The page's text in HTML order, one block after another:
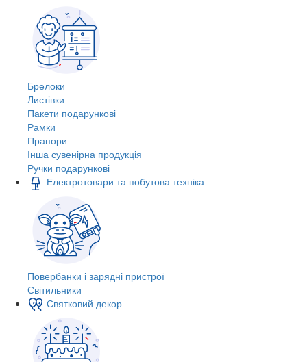
Брелоки
Листівки
Пакети подарункові
Рамки
Прапори
Інша сувенірна продукція
Ручки подарункові
Електротовари та побутова техніка
Повербанки і зарядні пристрої
Світильники
Святковий декор